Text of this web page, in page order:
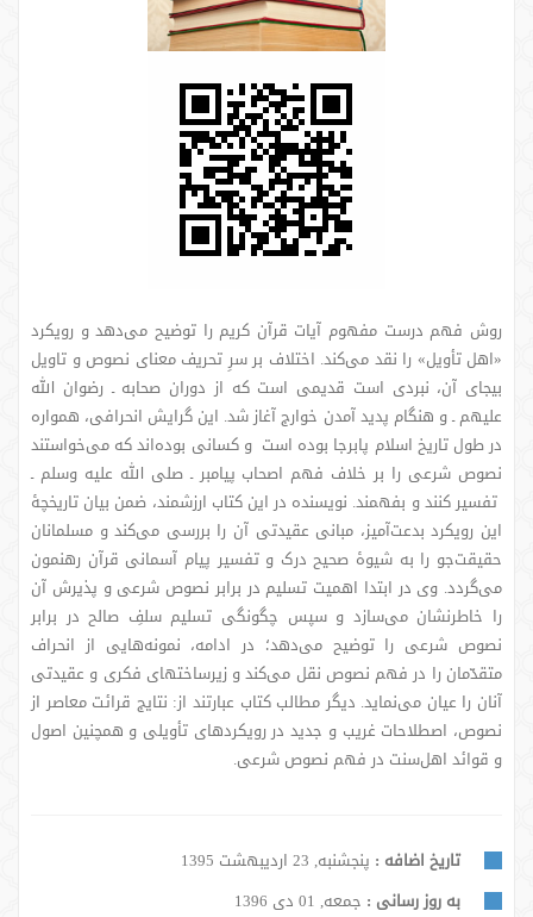
روش فهم درست مفهوم آیات قرآن کریم را توضیح می‌دهد و رویکرد
«اهل تأویل» را نقد می‌کند. اختلاف بر سرِ تحریف معنای نصوص و تاویل
بیجای آن، نبردی است قدیمی است که از دوران صحابه ـ رضوان الله
علیهم ـ و هنگام پدید آمدن خوارج آغاز شد. این گرایش انحرافی، همواره
در طول تاریخ اسلام پابرجا بوده است و کسانی بوده‌اند که می‌خواستند
نصوص شرعی را بر خلاف فهم اصحاب پیامبر ـ صلی الله علیه وسلم ـ
تفسیر کنند و بفهمند. نویسنده در این کتاب ارزشمند، ضمن بیان تاریخچۀ
این رویکرد بدعت‌آمیز، مبانی عقیدتی آن را بررسی می‌کند و مسلمانان
حقیقت‌جو را به شیوۀ صحیح درک و تفسیر پیام آسمانی قرآن رهنمون
می‌گردد. وی در ابتدا اهمیت تسلیم در برابر نصوص شرعی و پذیرش آن
را خاطرنشان می‌سازد و سپس چگونگی تسلیم سلفِ صالح در برابر
نصوص شرعی را توضیح می‌دهد؛ در ادامه، نمونه‌هایی از انحراف
متقدّمان را در فهم نصوص نقل می‌کند و زیرساختهای فکری و عقیدتی
آنان را عیان می‌نماید. دیگر مطالب کتاب عبارتند از: نتایج قرائت معاصر از
نصوص، اصطلاحات غریب و جدید در رویکردهای تأویلی و همچنین اصول
و قوائد اهل‌سنت در فهم نصوص شرعی.
تاریخ اضافه : پنجشنبه, 23 اردیبهشت 1395
به روز رسانی : جمعه, 01 دی 1396